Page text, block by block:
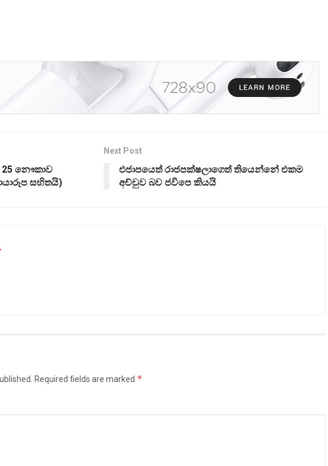
25 නෞකාව
සහිතයි)
Next Post
එජාපයෙත් රාජපක්ෂලාගෙත් තියෙන්නේ එකම
අච්චුව බව ජවිපෙ කියයි
Required fields are marked *